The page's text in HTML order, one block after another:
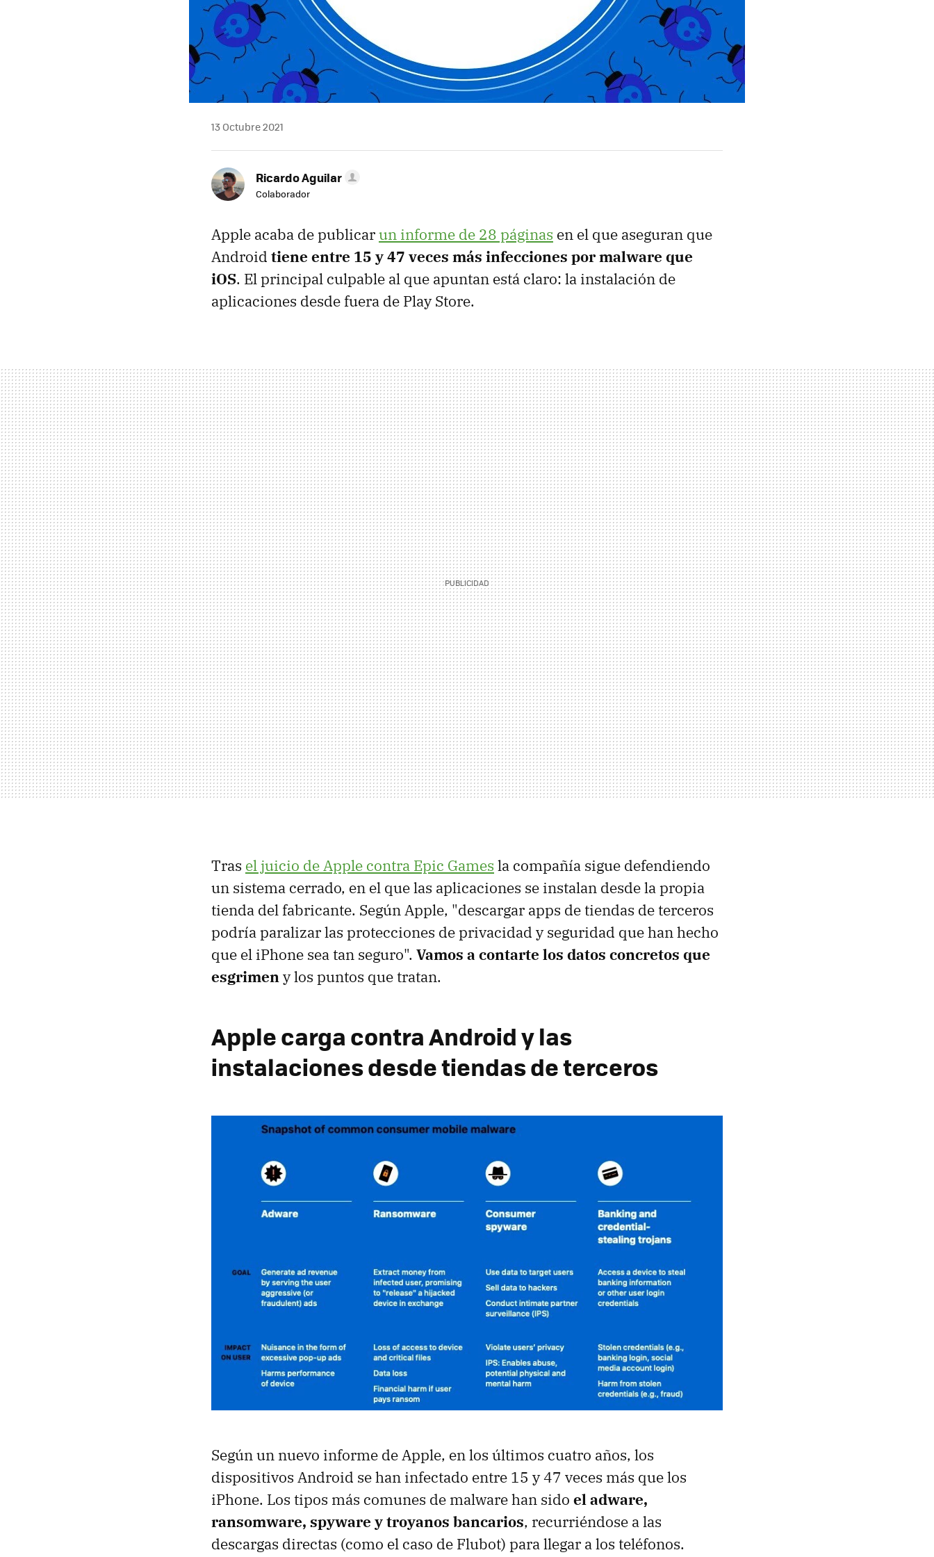
13 Octubre 2021
Ricardo Aguilar
Colaborador
Apple acaba de publicarun informe de 28 páginas en el que aseguran que
Android tiene entre 15 y 47 veces más infecciones por malware que
iOS. El principal culpable al que apuntan está claro: la instalación de
aplicaciones desde fuera de Play Store.
Tras el juicio de Apple contra Epic Games la compañía sigue defendiendo
un sistema cerrado, en el que las aplicaciones se instalan desde la propia
tienda del fabricante. Según Apple, "descargar apps de tiendas de terceros
podría paralizar las protecciones de privacidad y seguridad que han hecho
que el iPhone sea tan seguro". Vamos a contarte los datos concretos que
esgrimeny los puntos que tratan.
Apple carga contra Android y las
instalaciones desde tiendas de terceros
Según un nuevo informe de Apple, en los últimos cuatro años, los
dispositivos Android se han infectado entre 15 y 47 veces más que los
iPhone. Los tipos más comunes de malware han sido el adware,
ransomware, spyware y troyanos bancarios, recurriéndose a las
descargas directas (como el caso de Flubot) para llegar a los teléfonos.